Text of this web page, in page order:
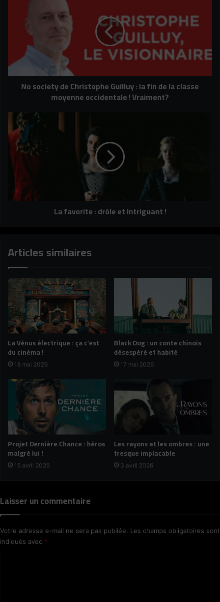
Guilluy
fin
de
occidentale
Vraiment?
No society de Christophe Guilluy : la fin de la classe
moyenne occidentale ! Vraiment?
favorite
:
drôle
et
intriguant
La favorite : drôle et intriguant !
Articles similaires
La Vénus électrique : ça c’est
du cinéma !
18 mai 2026
Black Dog : un conte chinois
désespéré et habité
17 mai 2026
Projet Dernière Chance : héros
malgré lui !
15 avril 2026
Les rayons et les ombres : une
fresque implacable
3 avril 2026
Laisser un commentaire
Votre adresse e-mail ne sera pas publiée. Les champs obligatoires sont
indiqués avec *